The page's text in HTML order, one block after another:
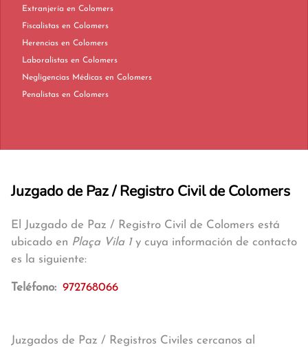
Extranjería en Colomers
Fiscalistas en Colomers
Herencias en Colomers
Laboralistas en Colomers
Negligencias Médicas en Colomers
Penalistas en Colomers
Juzgado de Paz / Registro Civil de Colomers
El Juzgado de Paz / Registro Civil de Colomers está
ubicado en Plaça Vila 1y cuya información de contacto
es la siguiente:
Teléfono: 972768066
Juzgados de Paz / Registros Civiles cercanos al